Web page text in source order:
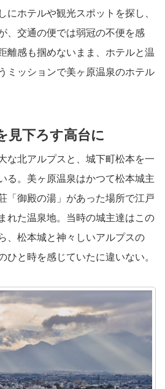
にホテルや観光スポットを探し、
、交通の便では弱冠の不便を感
離感も掴めないまま、ホテルと温
ミッションで美ヶ原温泉のホテル
見下ろす高台に
な北アルプスと、城下町松本を一
る。美ヶ原温泉はかつて松本城主
「御殿の湯」があった場所で江戸
れた温泉地。当時の城主達はこの
、松本城と神々しいアルプスの
ひと時を感じていたに違いない。